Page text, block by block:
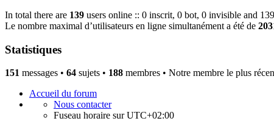
In total there are 139 users online :: 0 inscrit, 0 bot, 0 invisible and
Le nombre maximal d’utilisateurs en ligne simultanément a été de
Statistiques
151 messages • 64 sujets • 188 membres • Notre membre le plus
Accueil du forum
Nous contacter
Fuseau horaire surUTC+02:00